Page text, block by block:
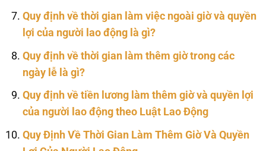
Quy định về thời gian làm việc ngoài giờ và quyền
lợi của người lao động là gì?
Quy định về thời gian làm thêm giờ trong các
ngày lễ là gì?
Quy định về tiền lương làm thêm giờ và quyền lợi
của người lao động theo Luật Lao Động
Quy Định Về Thời Gian Làm Thêm Giờ Và Quyền